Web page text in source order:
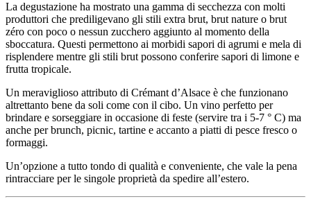
La degustazione ha mostrato una gamma di secchezza con molti
produttori che prediligevano gli stili extra brut, brut nature o brut
zéro con poco o nessun zucchero aggiunto al momento della
sboccatura. Questi permettono ai morbidi sapori di agrumi e mela di
risplendere mentre gli stili brut possono conferire sapori di limone e
frutta tropicale.
Un meraviglioso attributo di Crémant d’Alsace è che funzionano
altrettanto bene da soli come con il cibo. Un vino perfetto per
brindare e sorseggiare in occasione di feste (servire tra i 5-7 ° C) ma
anche per brunch, picnic, tartine e accanto a piatti di pesce fresco o
formaggi.
Un’opzione a tutto tondo di qualità e conveniente, che vale la pena
rintracciare per le singole proprietà da spedire all’estero.